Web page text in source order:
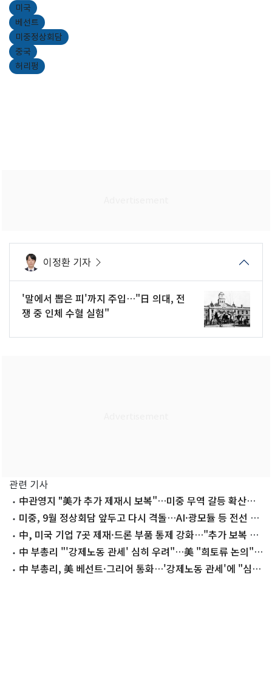
미국
베선트
미중정상회담
중국
허리펑
이정환 기자
'말에서 뽑은 피'까지 주입…"日 의대, 전
쟁 중 인체 수혈 실험"
관련 기사
中관영지 "美가 추가 제재시 보복"…미중 무역 갈등 확산은
제한적
미중, 9월 정상회담 앞두고 다시 격돌…AI·광모듈 등 전선 확
대 中, 미국 기업 7곳 제재·드론 부품 통제 강화…"추가 보복 가
능"(종합)
中 부총리 "'강제노동 관세' 심히 우려"…美 "희토류 논의"
(종합)
中 부총리, 美 베선트·그리어 통화…'강제노동 관세'에 "심각